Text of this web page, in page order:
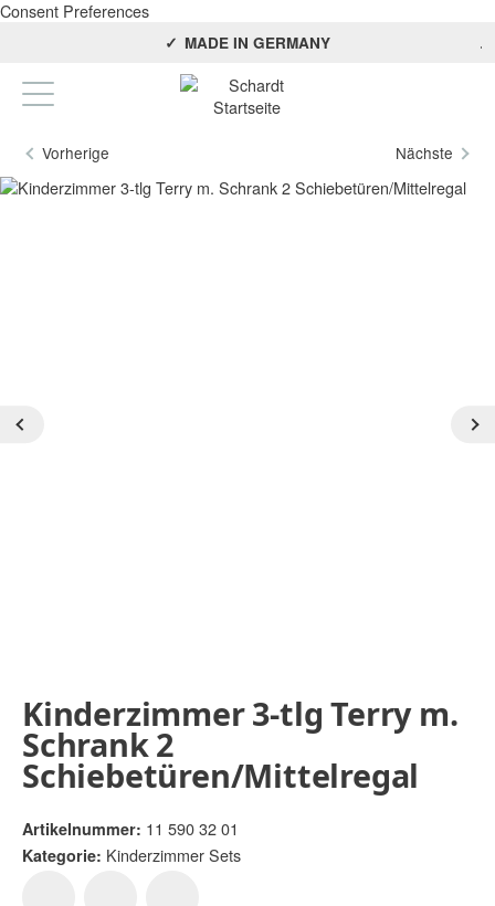
Consent Preferences
KOSTENFREIE LIEFERUNG AB 25€
Schardt – seit 1936 MADE IN GERMANY
Vorherige Nächste
Kinderzimmer 3-tlg Terry m.
Schrank 2
Schiebetüren/Mittelregal
Artikelnummer: 11 590 32 01
Kategorie: Kinderzimmer Sets